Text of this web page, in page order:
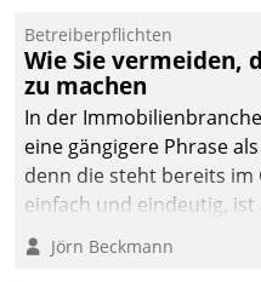
Betreiberpflichten
Wie Sie vermeiden,
zu machen
In der
eine gängigere Phrase
denn die steht bereits im
einfach und eindeutig,
Branchenbeschäftigte
Verantwortung folgen
Jörn Beckmann